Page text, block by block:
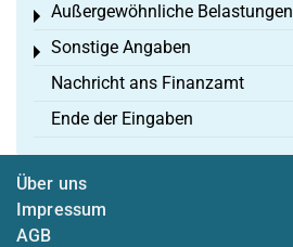
Außergewöhnliche Belastungen
Toggle menu
Sonstige Angaben
Toggle menu
Nachricht ans Finanzamt
Ende der Eingaben
Über uns
Impressum
AGB